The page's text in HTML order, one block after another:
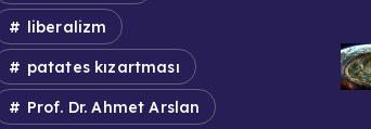
liberalizm
patates kızartması
Prof. Dr. Ahmet Arslan